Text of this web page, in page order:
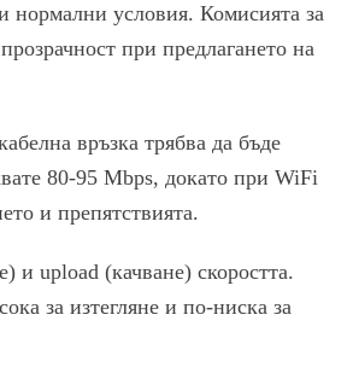
нормални условия. Комисията за
при предлагането на
връзка трябва да бъде
80-95 Mbps, докато при WiFi
и препятствията.
и upload (качване) скоростта.
за изтегляне и по-ниска за